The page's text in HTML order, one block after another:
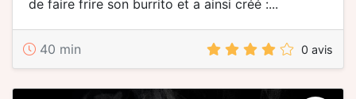
de faire frire son burrito et a ainsi créé :...
40 min 0 avis